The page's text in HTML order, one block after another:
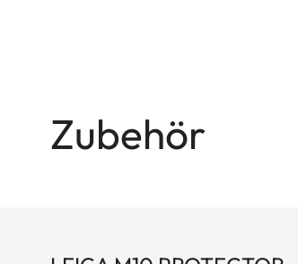
Zubehör